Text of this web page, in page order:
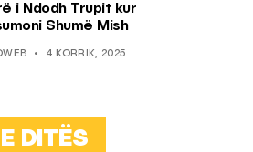
i Ndodh Trupit kur
Shumë Mish
4 KORRIK, 2025
DITËS